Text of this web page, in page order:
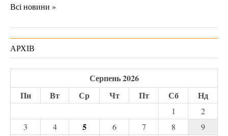
Всі новини »
АРХІВ
Серпень 2026
Пн
Вт Ср Чт Пт Сб Нд
1
2
3
4 5 6 7 8
9